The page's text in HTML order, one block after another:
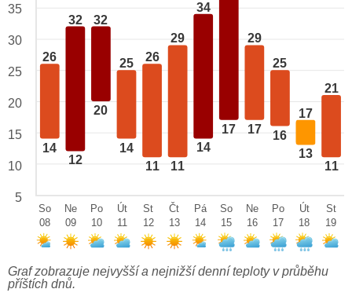
26
14
32
12
32
20
25
14
26
11
29
11
34
14
17
29
17
25
16
17
13
21
11
35
30
25
20
15
10
5
So
08
Ne
09
Po
10
Út
11
St
12
Čt
13
Pá
14
So
15
Ne
16
Po
17
Út
18
St
19
Graf zobrazuje nejvyšší a nejnižší denní teploty v průběhu
příštích dnů.